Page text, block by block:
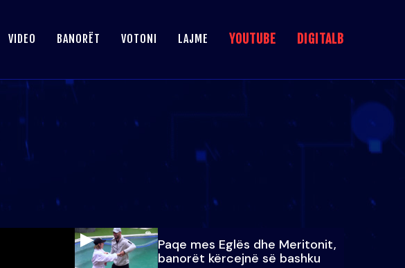
VIDEO BANORËT VOTONI LAJME YOUTUBE DIGITALB
Paqe mes Eglës dhe Meritonit,
banorët kërcejnë së bashku